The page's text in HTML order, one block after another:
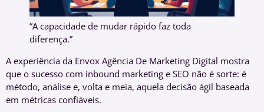
“A capacidade de mudar rápido faz toda
diferença.”
A experiência da Envox Agência De Marketing Digital mostra
que o sucesso com inbound marketing e SEO não é sorte: é
método, análise e, volta e meia, aquela decisão ágil baseada
em métricas confiáveis.